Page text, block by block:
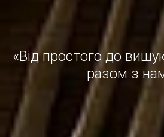
«Від простого до
разом з